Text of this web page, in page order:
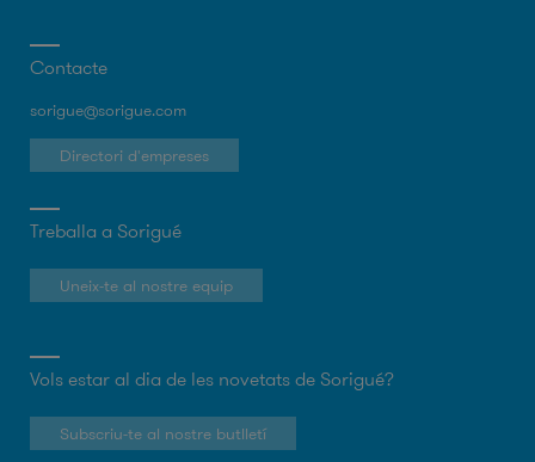
Contacte
sorigue@sorigue.com
Directori d'empreses
Treballa a Sorigué
Uneix-te al nostre equip
Vols estar al dia de les novetats de Sorigué?
Subscriu-te al nostre butlletí